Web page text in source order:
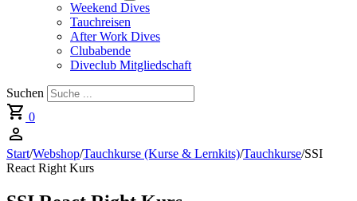
Weekend Dives
Tauchreisen
After Work Dives
Clubabende
Diveclub Mitgliedschaft
Suchen
0
Start/Webshop/Tauchkurse (Kurse & Lernkits)/Tauchkurse/SSI
React Right Kurs